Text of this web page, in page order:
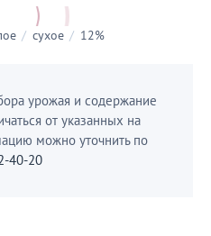
/ сухое / 12%
урожая и содержание
от указанных на
можно уточнить по
40-20